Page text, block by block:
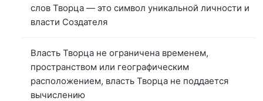
слов Творца — это символ уникальной личности и
власти Создателя
Власть Творца не ограничена временем,
пространством или географическим
расположением, власть Творца не поддается
вычислению